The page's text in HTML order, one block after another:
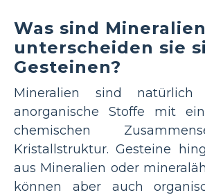
Was sind
unterscheiden sie
Gesteinen?
Mineralien sind natürlich
anorganische Stoffe mit
chemischen
Kristallstruktur. Gesteine
aus Mineralien oder
können aber auch